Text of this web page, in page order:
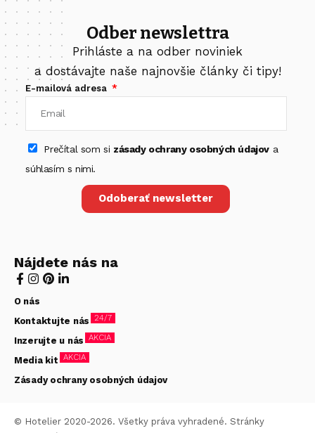
Odber newslettra
Prihláste a na odber noviniek
a dostávajte naše najnovšie články či tipy!
E-mailová adresa
Prečítal som si zásady ochrany osobných údajova
súhlasím s nimi.
Odoberať newsletter
Nájdete nás na
O nás
Kontaktujte nás 24/7
Inzerujte u nás AKCIA
Media kit AKCIA
Zásady ochrany osobných údajov
© Hotelier 2020-2026. Všetky práva vyhradené. Stránky